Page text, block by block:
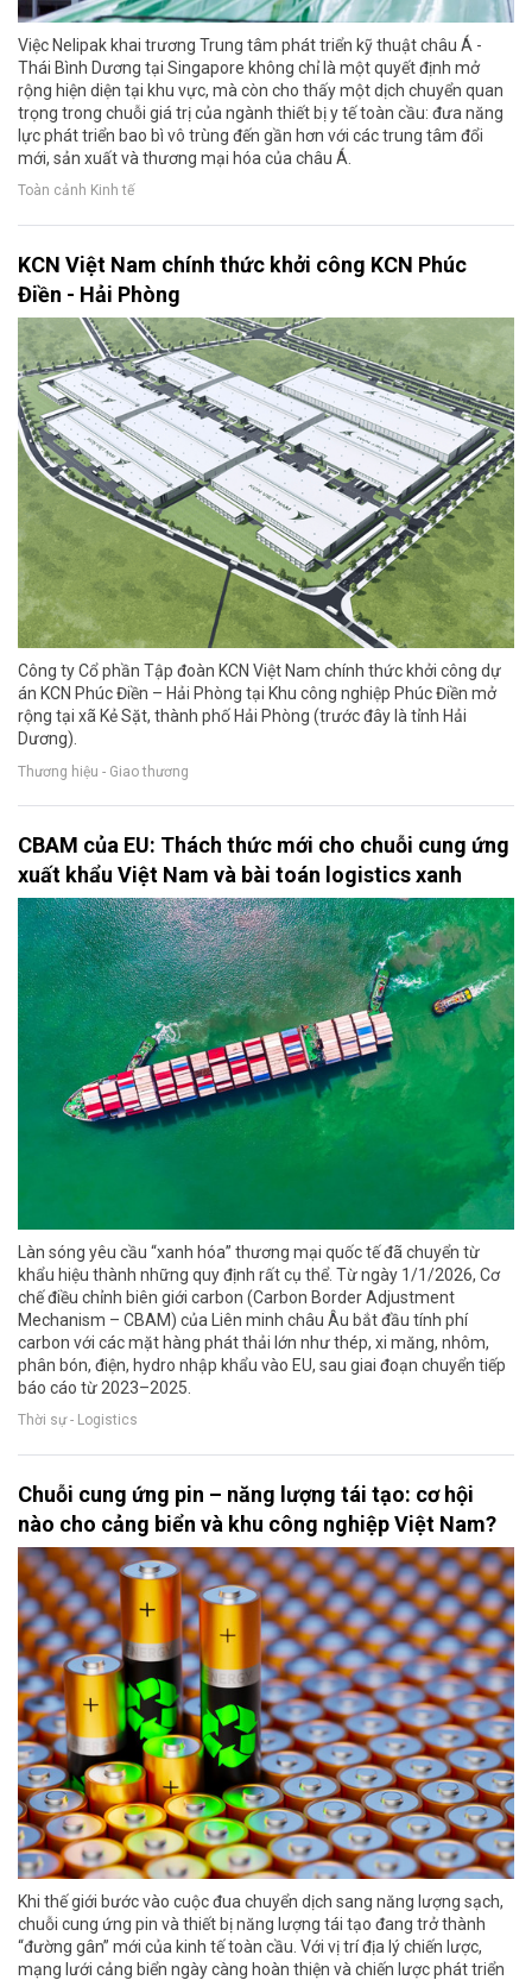
Việc Nelipak khai trương Trung tâm phát triển kỹ thuật châu Á -
Thái Bình Dương tại Singapore không chỉ là một quyết định mở
rộng hiện diện tại khu vực, mà còn cho thấy một dịch chuyển quan
trọng trong chuỗi giá trị của ngành thiết bị y tế toàn cầu: đưa năng
lực phát triển bao bì vô trùng đến gần hơn với các trung tâm đổi
mới, sản xuất và thương mại hóa của châu Á.
Toàn cảnh Kinh tế
KCN Việt Nam chính thức khởi công KCN Phúc
Điền - Hải Phòng
Công ty Cổ phần Tập đoàn KCN Việt Nam chính thức khởi công dự
án KCN Phúc Điền – Hải Phòng tại Khu công nghiệp Phúc Điền mở
rộng tại xã Kẻ Sặt, thành phố Hải Phòng (trước đây là tỉnh Hải
Dương).
Thương hiệu - Giao thương
CBAM của EU: Thách thức mới cho chuỗi cung ứng
xuất khẩu Việt Nam và bài toán logistics xanh
Làn sóng yêu cầu “xanh hóa” thương mại quốc tế đã chuyển từ
khẩu hiệu thành những quy định rất cụ thể. Từ ngày 1/1/2026, Cơ
chế điều chỉnh biên giới carbon (Carbon Border Adjustment
Mechanism – CBAM) của Liên minh châu Âu bắt đầu tính phí
carbon với các mặt hàng phát thải lớn như thép, xi măng, nhôm,
phân bón, điện, hydro nhập khẩu vào EU, sau giai đoạn chuyển tiếp
báo cáo từ 2023–2025.
Thời sự - Logistics
Chuỗi cung ứng pin – năng lượng tái tạo: cơ hội
nào cho cảng biển và khu công nghiệp Việt Nam?
Khi thế giới bước vào cuộc đua chuyển dịch sang năng lượng sạch,
chuỗi cung ứng pin và thiết bị năng lượng tái tạo đang trở thành
“đường gân” mới của kinh tế toàn cầu. Với vị trí địa lý chiến lược,
mạng lưới cảng biển ngày càng hoàn thiện và chiến lược phát triển